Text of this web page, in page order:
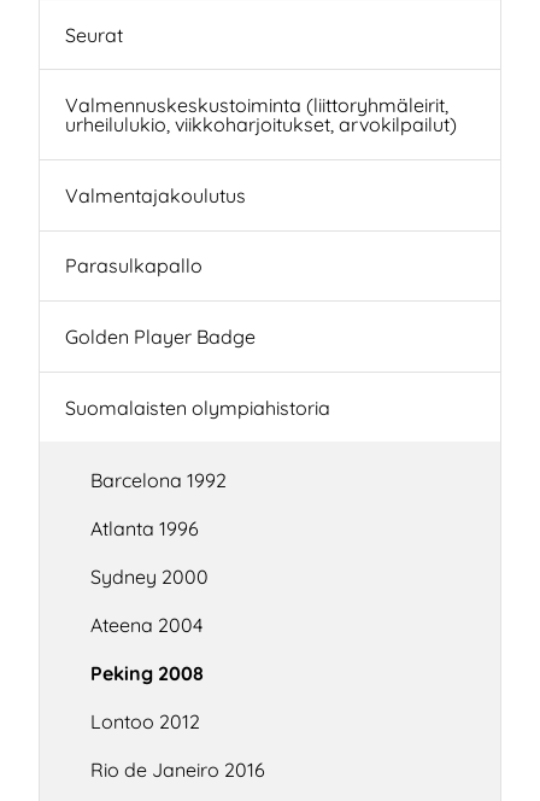
Seurat
Valmennuskeskustoiminta (liittoryhmäleirit,
urheilulukio, viikkoharjoitukset, arvokilpailut)
Valmentajakoulutus
Parasulkapallo
Golden Player Badge
Suomalaisten olympiahistoria
Barcelona 1992
Atlanta 1996
Sydney 2000
Ateena 2004
Peking 2008
Lontoo 2012
Rio de Janeiro 2016